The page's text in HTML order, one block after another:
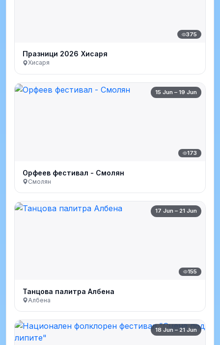
375
Празници 2026 Хисаря
Хисаря
15 Jun – 19 Jun
173
Орфеев фестивал - Смолян
Смолян
17 Jun – 21 Jun
155
Танцова палитра Албена
Албена
18 Jun – 21 Jun